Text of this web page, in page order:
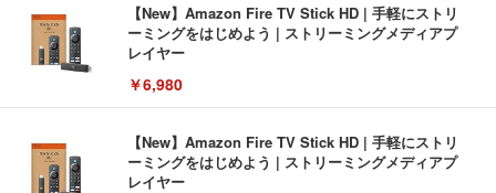
【New】Amazon Fire TV Stick HD | 手軽にストリ
ーミングをはじめよう | ストリーミングメディアプ
レイヤー
￥6,980
【New】Amazon Fire TV Stick HD | 手軽にストリ
ーミングをはじめよう | ストリーミングメディアプ
レイヤー